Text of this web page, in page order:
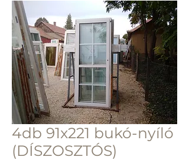
4db 91x221 bukó-nyíló
(DÍSZOSZTÓS)